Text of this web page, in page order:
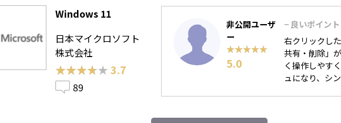
Windows 11
日本マイクロソフト
株式会社
★★★★★
★★★★★ 3.7
89
非公開ユーザ
ー
★★★★★
★★★★★
5.0
− 良いポイント
右クリックし
共有・削除」
く操作しやす
ュになり、シ